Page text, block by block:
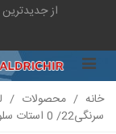
از
خانه / محصولات /
سرنگی22/ 0 استات سلولز CA SYRINGE filter